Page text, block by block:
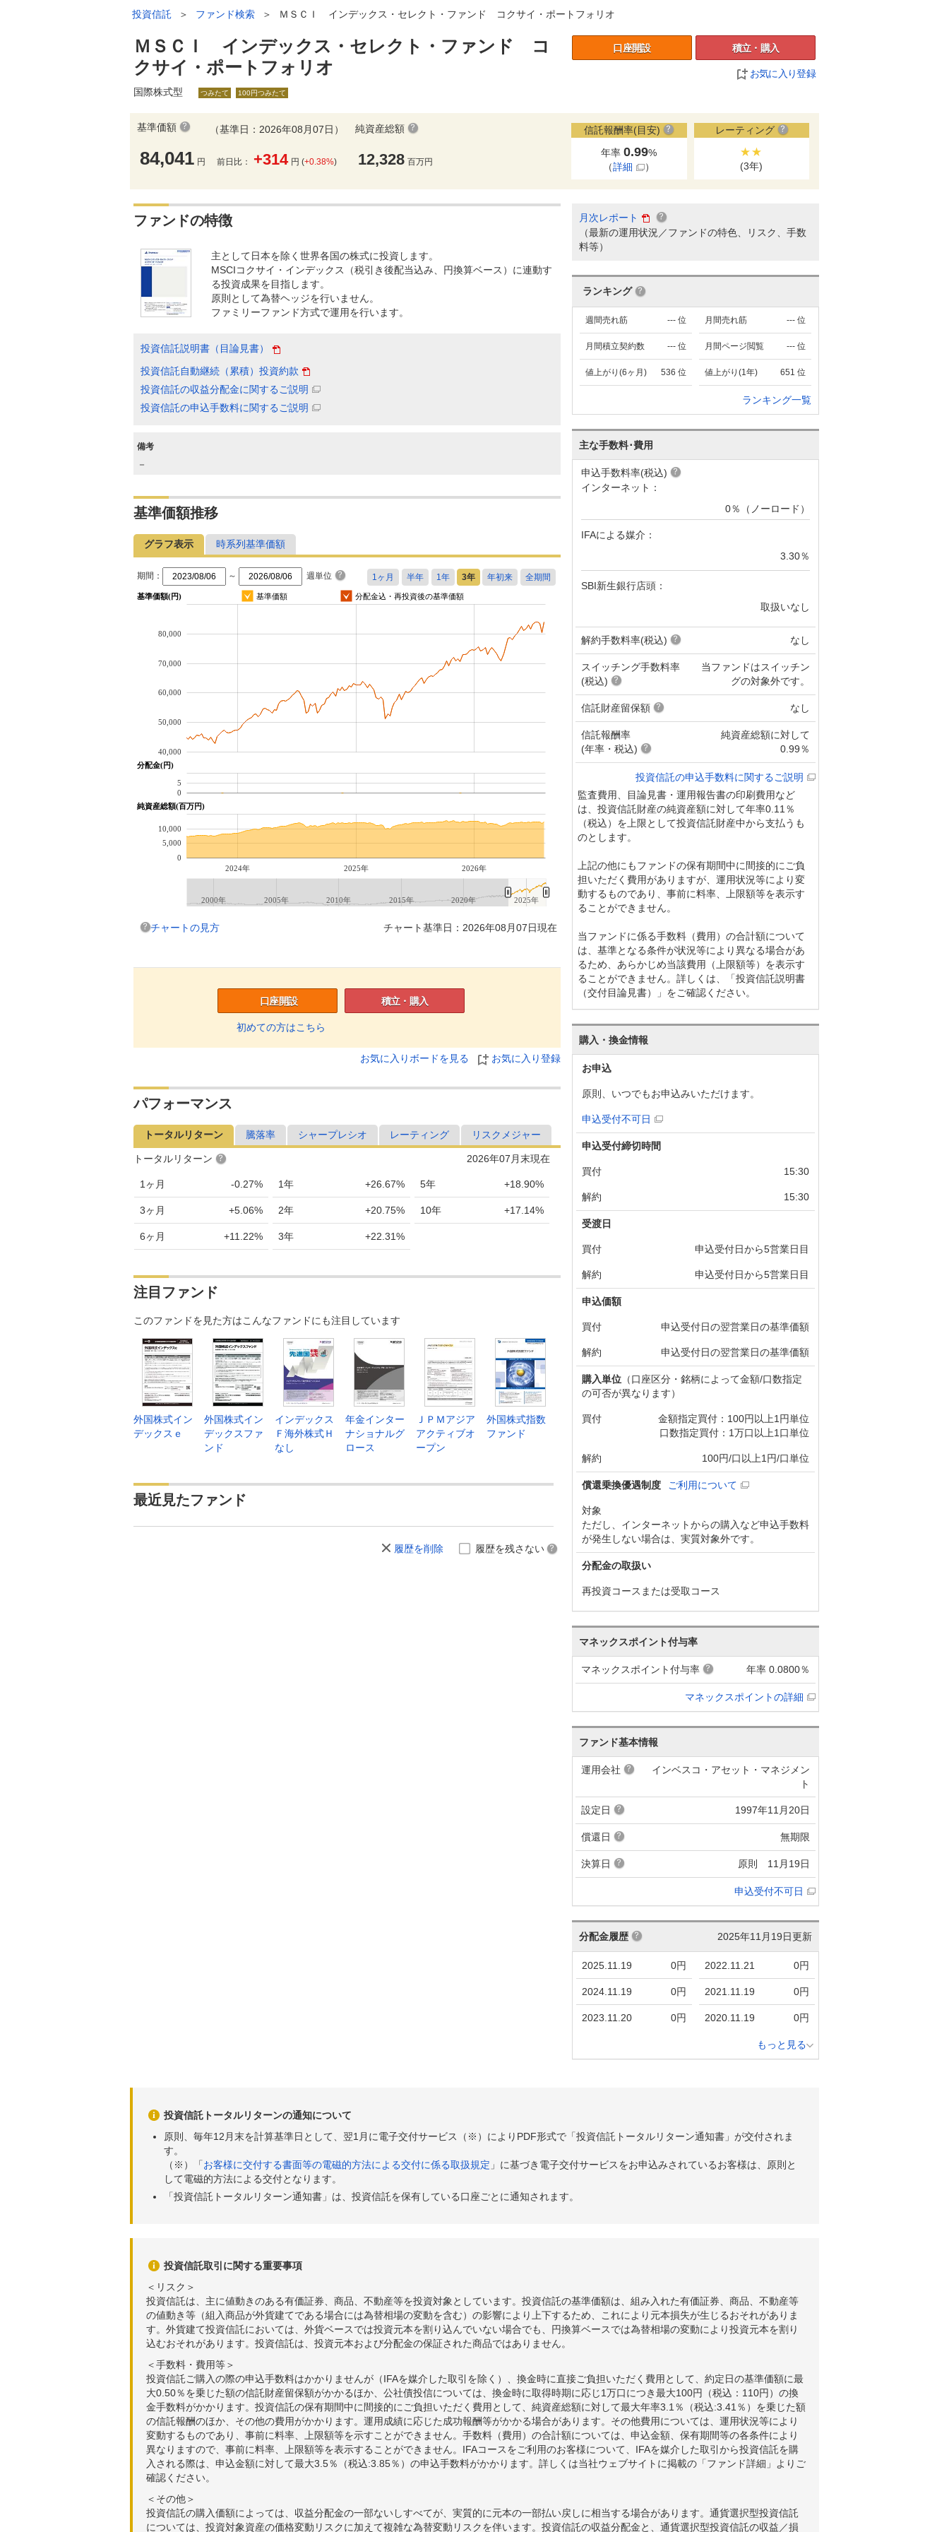
投資信託 ＞ ファンド検索 ＞ ＭＳＣＩ インデックス・セレクト・ファンド コクサイ・ポートフォリオ
ＭＳＣＩ インデックス・セレクト・ファンド コ
クサイ・ポートフォリオ
口座開設 積立・購入
お気に入り登録
国際株式型
つみたて 100円つみたて
基準価額
84,041 円
（基準日：2026年08月07日）
前日比： +314 円 (+0.38%)
純資産総額
12,328 百万円
信託報酬率(目安)
年率0.99%
（詳細 ）
レーティング
★★
(3年)
ファンドの特徴
主として日本を除く世界各国の株式に投資します。
MSCIコクサイ・インデックス（税引き後配当込み、円換算ベース）に連動す
る投資成果を目指します。
原則として為替ヘッジを行いません。
ファミリーファンド方式で運用を行います。
投資信託説明書（目論見書）
投資信託自動継続（累積）投資約款
投資信託の収益分配金に関するご説明
投資信託の申込手数料に関するご説明
備考
－
基準価額推移
グラフ表示 時系列基準価額
期間： ～ 週単位
基準価額(円) 基準価額 分配金込・再投資後の基準価額
40,000
50,000
60,000
70,000
80,000
分配金(円)
0
5
純資産総額(百万円)
2024年 2025年 2026年
0
5,000
10,000
2000年 2005年 2010年 2015年 2020年 2025年
チャートの見方 チャート基準日：2026年08月07日現在
口座開設
初めての方はこちら
積立・購入
お気に入りボードを見る お気に入り登録
パフォーマンス
トータルリターン 騰落率 シャープレシオ レーティング リスクメジャー
2026年07月末現在
トータルリターン
1ヶ月 -0.27%
3ヶ月 +5.06%
6ヶ月 +11.22%
1年 +26.67%
2年 +20.75%
3年 +22.31%
5年 +18.90%
10年 +17.14%
注目ファンド
このファンドを見た方はこんなファンドにも注目しています
外国株式イン
デックスｅ
外国株式イン
デックスファ
ンド
インデックス
Ｆ海外株式Ｈ
なし
年金インター
ナショナルグ
ロース
ＪＰＭアジア
アクティブオ
ープン
外国株式指数
ファンド
最近見たファンド
履歴を削除 履歴を残さない
月次レポート
（最新の運用状況／ファンドの特色、リスク、手数
料等）
ランキング
--- 位
週間売れ筋 --- 位
月間売れ筋
--- 位
月間積立契約数 --- 位
月間ページ閲覧
536 位
値上がり(6ヶ月) 651 位
値上がり(1年)
ランキング一覧
主な手数料･費用
申込手数料率(税込)
インターネット：
0％（ノーロード）
IFAによる媒介：
3.30％
SBI新生銀行店頭：
取扱いなし
解約手数料率(税込) なし
スイッチング手数料率
(税込)
当ファンドはスイッチン
グの対象外です。
信託財産留保額 なし
信託報酬率
(年率・税込)
純資産総額に対して
0.99％
投資信託の申込手数料に関するご説明
監査費用、目論見書・運用報告書の印刷費用など
は、投資信託財産の純資産額に対して年率0.11％
（税込）を上限として投資信託財産中から支払うも
のとします。
上記の他にもファンドの保有期間中に間接的にご負
担いただく費用がありますが、運用状況等により変
動するものであり、事前に料率、上限額等を表示す
ることができません。
当ファンドに係る手数料（費用）の合計額について
は、基準となる条件が状況等により異なる場合があ
るため、あらかじめ当該費用（上限額等）を表示す
ることができません。詳しくは、「投資信託説明書
（交付目論見書）」をご確認ください。
購入・換金情報
お申込
原則、いつでもお申込みいただけます。
申込受付不可日
申込受付締切時間
買付 15:30
解約 15:30
受渡日
買付 申込受付日から5営業日目
解約 申込受付日から5営業日目
申込価額
買付 申込受付日の翌営業日の基準価額
解約 申込受付日の翌営業日の基準価額
購入単位 （口座区分・銘柄によって金額/口数指定
の可否が異なります）
買付
金額指定買付：100円以上1円単位
口数指定買付：1万口以上1口単位
解約 100円/口以上1円/口単位
償還乗換優遇制度 ご利用について
対象
ただし、インターネットからの購入など申込手数料
が発生しない場合は、実質対象外です。
分配金の取扱い
再投資コースまたは受取コース
マネックスポイント付与率
マネックスポイント付与率 年率 0.0800％
マネックスポイントの詳細
ファンド基本情報
運用会社
インベスコ・アセット・マネジメン
ト
設定日 1997年11月20日
償還日 無期限
決算日 原則 11月19日
申込受付不可日
2025年11月19日更新
分配金履歴
2025.11.19 0円
2024.11.19 0円
2023.11.20 0円
2022.11.21 0円
2021.11.19 0円
2020.11.19 0円
もっと見る
投資信託トータルリターンの通知について
原則、毎年12月末を計算基準日として、翌1月に電子交付サービス（※）によりPDF形式で「投資信託トータルリターン通知書」が交付されま
す。
（※）「お客様に交付する書面等の電磁的方法による交付に係る取扱規定 」に基づき電子交付サービスをお申込みされているお客様は、原則と
して電磁的方法による交付となります。
「投資信託トータルリターン通知書」は、投資信託を保有している口座ごとに通知されます。
投資信託取引に関する重要事項
＜リスク＞
投資信託は、主に値動きのある有価証券、商品、不動産等を投資対象としています。投資信託の基準価額は、組み入れた有価証券、商品、不動産等
の値動き等（組入商品が外貨建てである場合には為替相場の変動を含む）の影響により上下するため、これにより元本損失が生じるおそれがありま
す。外貨建て投資信託においては、外貨ベースでは投資元本を割り込んでいない場合でも、円換算ベースでは為替相場の変動により投資元本を割り
込むおそれがあります。投資信託は、投資元本および分配金の保証された商品ではありません。
＜手数料・費用等＞
投資信託ご購入の際の申込手数料はかかりませんが（IFAを媒介した取引を除く）、換金時に直接ご負担いただく費用として、約定日の基準価額に最
大0.50％を乗じた額の信託財産留保額がかかるほか、公社債投信については、換金時に取得時期に応じ1万口につき最大100円（税込：110円）の換
金手数料がかかります。投資信託の保有期間中に間接的にご負担いただく費用として、純資産総額に対して最大年率3.1％（税込:3.41％）を乗じた額
の信託報酬のほか、その他の費用がかかります。運用成績に応じた成功報酬等がかかる場合があります。その他費用については、運用状況等により
変動するものであり、事前に料率、上限額等を示すことができません。手数料（費用）の合計額については、申込金額、保有期間等の各条件により
異なりますので、事前に料率、上限額等を表示することができません。IFAコースをご利用のお客様について、IFAを媒介した取引から投資信託を購
入される際は、申込金額に対して最大3.5％（税込:3.85％）の申込手数料がかかります。詳しくは当社ウェブサイトに掲載の「ファンド詳細」よりご
確認ください。
＜その他＞
投資信託の購入価額によっては、収益分配金の一部ないしすべてが、実質的に元本の一部払い戻しに相当する場合があります。通貨選択型投資信託
については、投資対象資産の価格変動リスクに加えて複雑な為替変動リスクを伴います。投資信託の収益分配金と、通貨選択型投資信託の収益／損